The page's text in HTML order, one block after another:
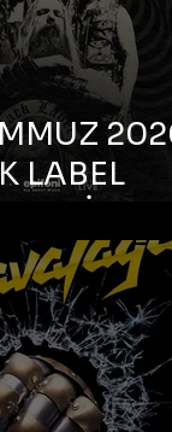
LABEL
–